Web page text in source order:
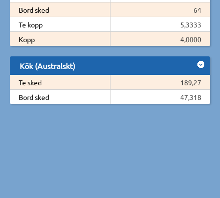
Bord sked
64
Te kopp
5,3333
Kopp
4,0000
Kök (Australskt)
Te sked
189,27
Bord sked
47,318